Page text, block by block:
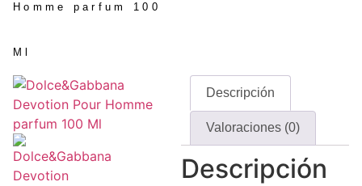
Homme parfum 100
Ml
Descripción
Valoraciones (0)
Descripción